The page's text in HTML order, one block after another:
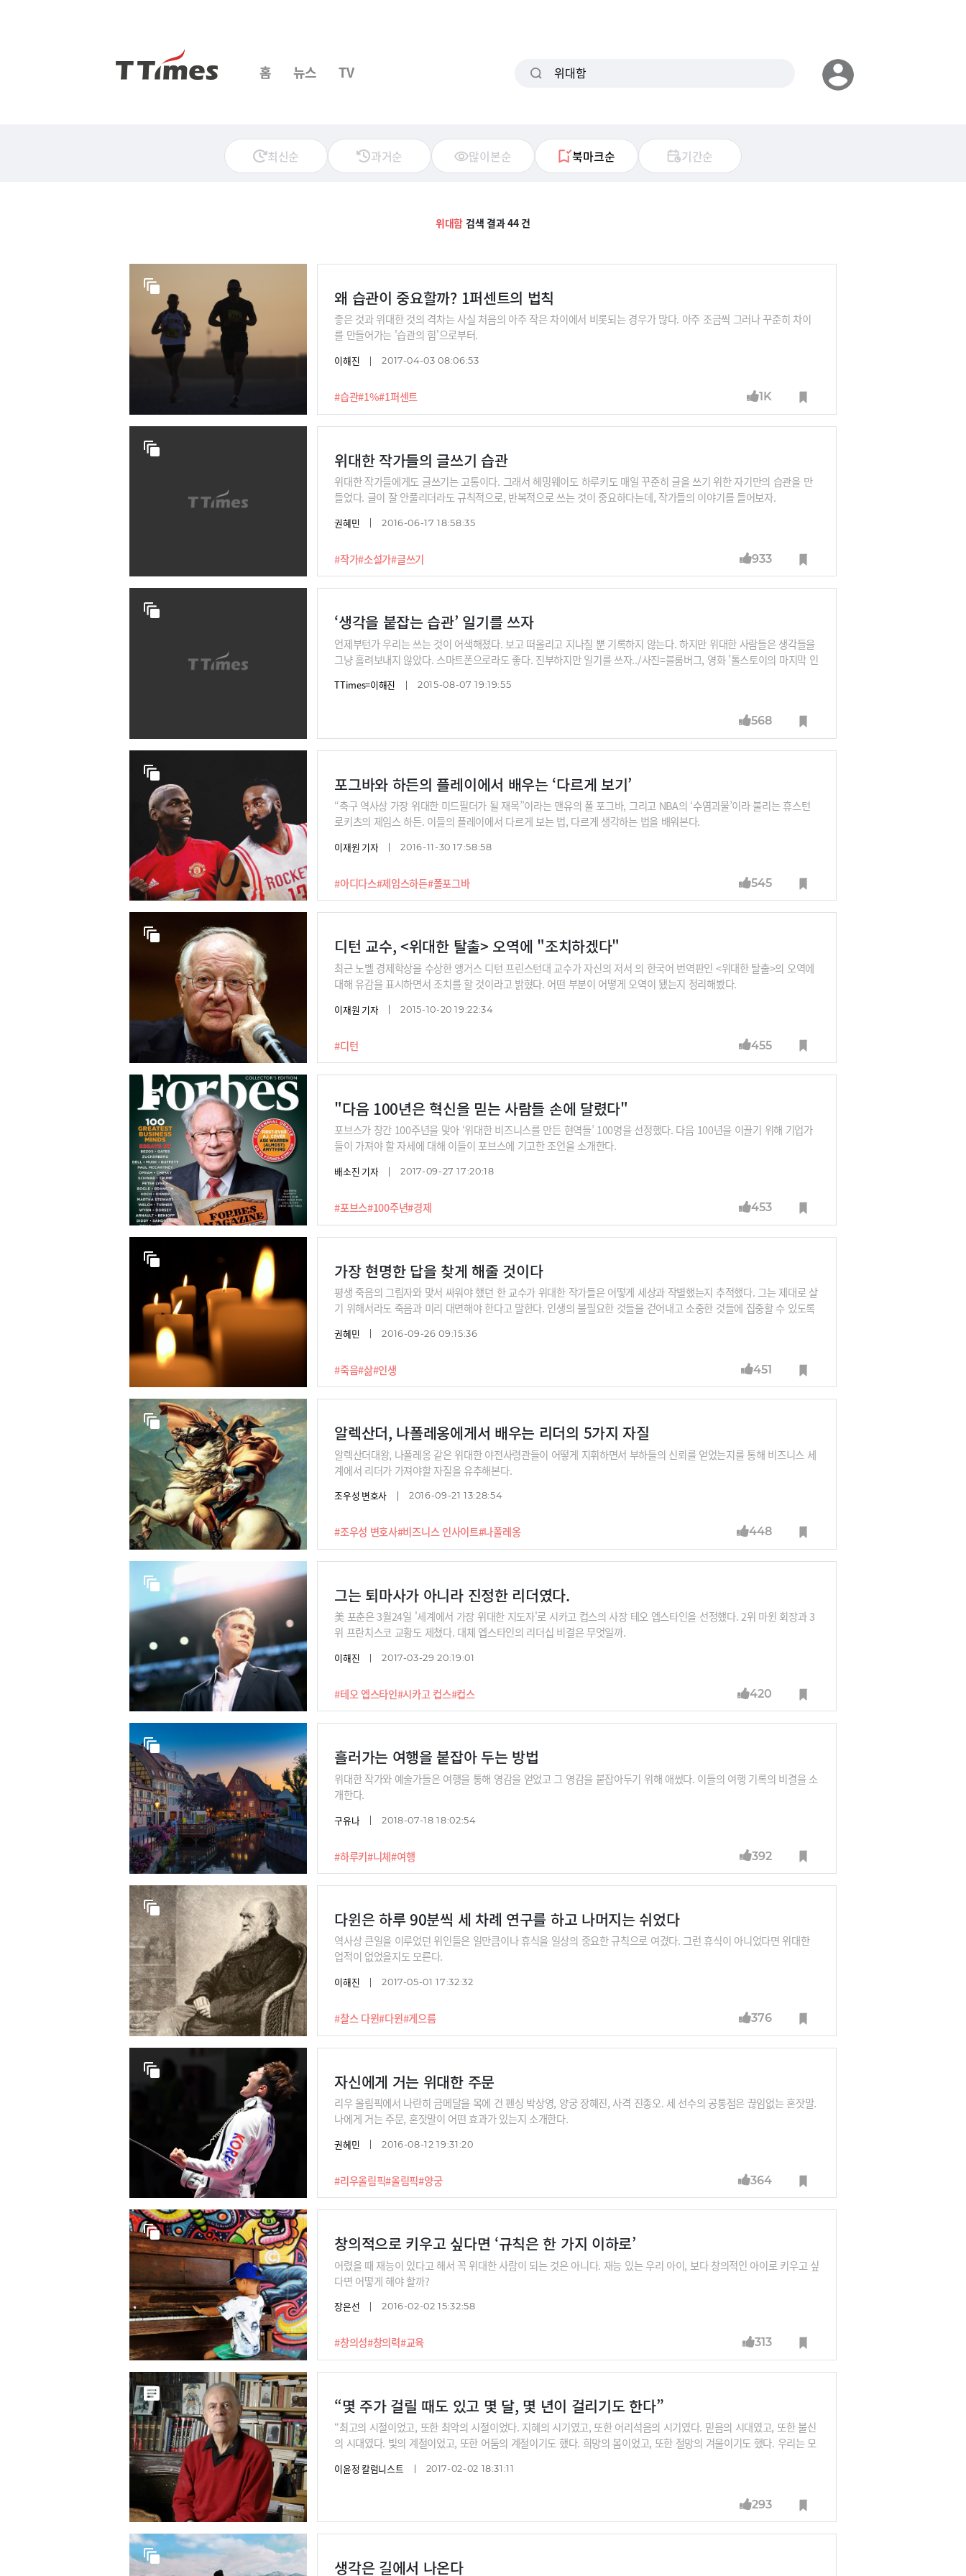
홈 뉴스 TV
최신순 과거순 많이본순 북마크순 기간순
위대함 검색 결과 44 건
왜 습관이 중요할까? 1퍼센트의 법칙
#습관#1%#1퍼센트
좋은 것과 위대한 것의 격차는 사실 처음의 아주 작은 차이에서 비롯되는 경우가 많다. 아주 조금씩 그러나 꾸준히 차이
를 만들어가는 '습관의 힘'으로부터.
이해진 2017-04-03 08:06:53
1K
위대한 작가들의 글쓰기 습관
#작가#소설가#글쓰기
위대한 작가들에게도 글쓰기는 고통이다. 그래서 헤밍웨이도 하루키도 매일 꾸준히 글을 쓰기 위한 자기만의 습관을 만
들었다. 글이 잘 안풀리더라도 규칙적으로, 반복적으로 쓰는 것이 중요하다는데, 작가들의 이야기를 들어보자.
권혜민 2016-06-17 18:58:35
933
‘생각을 붙잡는 습관’ 일기를 쓰자
언제부턴가 우리는 쓰는 것이 어색해졌다. 보고 떠올리고 지나칠 뿐 기록하지 않는다. 하지만 위대한 사람들은 생각들을
그냥 흘려보내지 않았다. 스마트폰으로라도 좋다. 진부하지만 일기를 쓰자../사진=블룸버그, 영화 '톨스토이의 마지막 인
TTimes=이해진 2015-08-07 19:19:55
568
포그바와 하든의 플레이에서 배우는 ‘다르게 보기’
#아디다스#제임스하든#폴포그바
“축구 역사상 가장 위대한 미드필더가 될 재목”이라는 맨유의 폴 포그바, 그리고 NBA의 ‘수염괴물’이라 불리는 휴스턴
로키츠의 제임스 하든. 이들의 플레이에서 다르게 보는 법, 다르게 생각하는 법을 배워본다.
이재원 기자 2016-11-30 17:58:58
545
디턴 교수, <위대한 탈출> 오역에 "조치하겠다"
#디턴
최근 노벨 경제학상을 수상한 앵거스 디턴 프린스턴대 교수가 자신의 저서 의 한국어 번역판인 <위대한 탈출>의 오역에
대해 유감을 표시하면서 조치를 할 것이라고 밝혔다. 어떤 부분이 어떻게 오역이 됐는지 정리해봤다.
이재원 기자 2015-10-20 19:22:34
455
"다음 100년은 혁신을 믿는 사람들 손에 달렸다"
#포브스#100주년#경제
포브스가 창간 100주년을 맞아 ‘위대한 비즈니스를 만든 현역들’ 100명을 선정했다. 다음 100년을 이끌기 위해 기업가
들이 가져야 할 자세에 대해 이들이 포브스에 기고한 조언을 소개한다.
배소진 기자 2017-09-27 17:20:18
453
가장 현명한 답을 찾게 해줄 것이다
#죽음#삶#인생
평생 죽음의 그림자와 맞서 싸워야 했던 한 교수가 위대한 작가들은 어떻게 세상과 작별했는지 추적했다. 그는 제대로 살
기 위해서라도 죽음과 미리 대면해야 한다고 말한다. 인생의 불필요한 것들을 걷어내고 소중한 것들에 집중할 수 있도록
권혜민 2016-09-26 09:15:36
451
알렉산더, 나폴레옹에게서 배우는 리더의 5가지 자질
#조우성 변호사#비즈니스 인사이트#나폴레옹
알렉산더대왕, 나폴레옹 같은 위대한 야전사령관들이 어떻게 지휘하면서 부하들의 신뢰를 얻었는지를 통해 비즈니스 세
계에서 리더가 가져야할 자질을 유추해본다.
조우성 변호사 2016-09-21 13:28:54
448
그는 퇴마사가 아니라 진정한 리더였다.
#테오 엡스타인#시카고 컵스#컵스
美 포춘은 3월24일 '세계에서 가장 위대한 지도자'로 시카고 컵스의 사장 테오 엡스타인을 선정했다. 2위 마윈 회장과 3
위 프란치스코 교황도 제쳤다. 대체 엡스타인의 리더십 비결은 무엇일까.
이해진 2017-03-29 20:19:01
420
흘러가는 여행을 붙잡아 두는 방법
#하루키#니체#여행
위대한 작가와 예술가들은 여행을 통해 영감을 얻었고 그 영감을 붙잡아두기 위해 애썼다. 이들의 여행 기록의 비결을 소
개한다.
구유나 2018-07-18 18:02:54
392
다윈은 하루 90분씩 세 차례 연구를 하고 나머지는 쉬었다
#찰스 다윈#다윈#게으름
역사상 큰일을 이루었던 위인들은 일만큼이나 휴식을 일상의 중요한 규칙으로 여겼다. 그런 휴식이 아니었다면 위대한
업적이 없었을지도 모른다.
이해진 2017-05-01 17:32:32
376
자신에게 거는 위대한 주문
#리우올림픽#올림픽#양궁
리우 올림픽에서 나란히 금메달을 목에 건 펜싱 박상영, 양궁 장혜진, 사격 진종오. 세 선수의 공통점은 끊임없는 혼잣말.
나에게 거는 주문, 혼잣말이 어떤 효과가 있는지 소개한다.
권혜민 2016-08-12 19:31:20
364
창의적으로 키우고 싶다면 ‘규칙은 한 가지 이하로’
#창의성#창의력#교육
어렸을 때 재능이 있다고 해서 꼭 위대한 사람이 되는 것은 아니다. 재능 있는 우리 아이, 보다 창의적인 아이로 키우고 싶
다면 어떻게 해야 할까?
장은선 2016-02-02 15:32:58
313
“몇 주가 걸릴 때도 있고 몇 달, 몇 년이 걸리기도 한다”
“최고의 시절이었고, 또한 최악의 시절이었다. 지혜의 시기였고, 또한 어리석음의 시기였다. 믿음의 시대였고, 또한 불신
의 시대였다. 빛의 계절이었고, 또한 어둠의 계절이기도 했다. 희망의 봄이었고, 또한 절망의 겨울이기도 했다. 우리는 모
가고 있기도 했다.”변혁의 시절을 살아가는 우리의 가슴에 던진 것 같은 이 한 구절. 그러나 이 글귀는 1789~ 1794년 프
이윤정 칼럼니스트 2017-02-02 18:31:11
293
생각은 길에서 나온다